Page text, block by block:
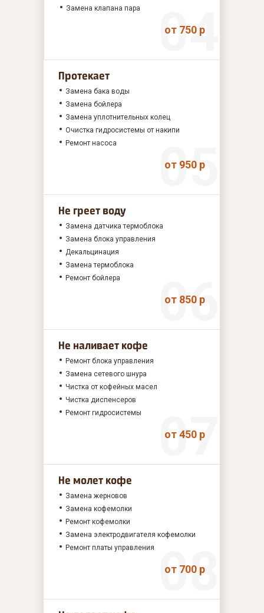
Замена клапана пара
от 750 р
Протекает
Замена бака воды
Замена бойлера
Замена уплотнительных колец
Очистка гидросистемы от накипи
Ремонт насоса
от 950 р
Не греет воду
Замена датчика термоблока
Замена блока управления
Декальцинация
Замена термоблока
Ремонт бойлера
от 850 р
Не наливает кофе
Ремонт блока управления
Замена сетевого шнура
Чистка от кофейных масел
Чистка диспенсеров
Ремонт гидросистемы
от 450 р
Не молет кофе
Замена жерновов
Замена кофемолки
Ремонт кофемолки
Замена электродвигателя кофемолки
Ремонт платы управления
от 700 р